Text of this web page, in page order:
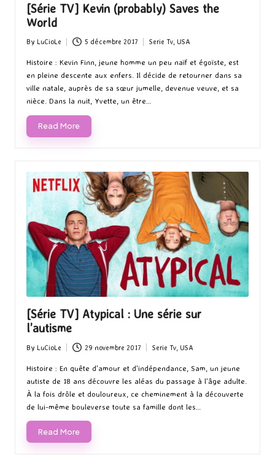
[Série TV] Kevin (probably) Saves the
World
Posted
by
By LuCioLe 5 décembre 2017
in
Serie Tv, USA
Histoire : Kevin Finn, jeune homme un peu naïf et égoïste, est
en pleine descente aux enfers. Il décide de retourner dans sa
ville natale, auprès de sa sœur jumelle, devenue veuve, et sa
nièce. Dans la nuit, Yvette, un être…
Read More
[Série TV] Atypical : Une série sur
l’autisme
Posted
by
By LuCioLe 29 novembre 2017
Posted
in
Serie Tv, USA
Histoire : En quête d'amour et d'indépendance, Sam, un jeune
autiste de 18 ans découvre les aléas du passage à l'âge adulte.
À la fois drôle et douloureux, ce cheminement à la découverte
de lui-même bouleverse toute sa famille dont les…
Read More